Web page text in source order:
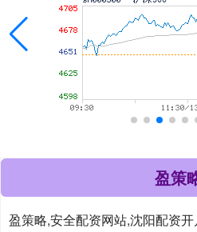
盈策
盈策略,安全配资网站,沈阳配资